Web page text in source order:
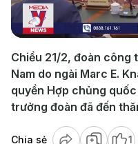
Chiều 21/2, đoàn công
Nam do ngài Marc E.
quyền Hợp chủng
trưởng đoàn đã đến
Chia sẻ 1